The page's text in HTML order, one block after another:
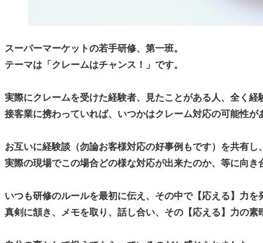
スーパーマーケットの若手研修、第一班。
テーマは「クレームはチャンス！」です。
実際にクレームを受けた経験者、見たことがある人、全く
接客業に携わっていれば、いつかはクレーム対応の可能性が
お互いに経験談（勿論お客様対応の好事例もです）を共有
実際の現場でこの場合どの様な対応が出来たのか、等に向き
いつも研修のルールを最初に伝え、その中で【応える】力
真剣に頷き、メモを取り、話し合い、その【応える】力の素